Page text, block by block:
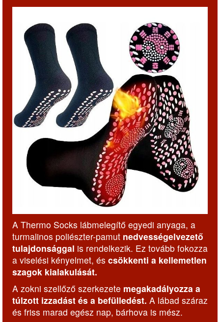
A Thermo Socks lábmelegítő egyedi anyaga, a
turmalinos poliészter-pamut nedvességelvezető
tulajdonsággal is rendelkezik. Ez tovább fokozza
a viselési kényelmet, és csökkenti a kellemetlen
szagok kialakulását.
A zokni szellőző szerkezete megakadályozza a
túlzott izzadást és a befülledést. A lábad száraz
és friss marad egész nap, bárhova is mész.